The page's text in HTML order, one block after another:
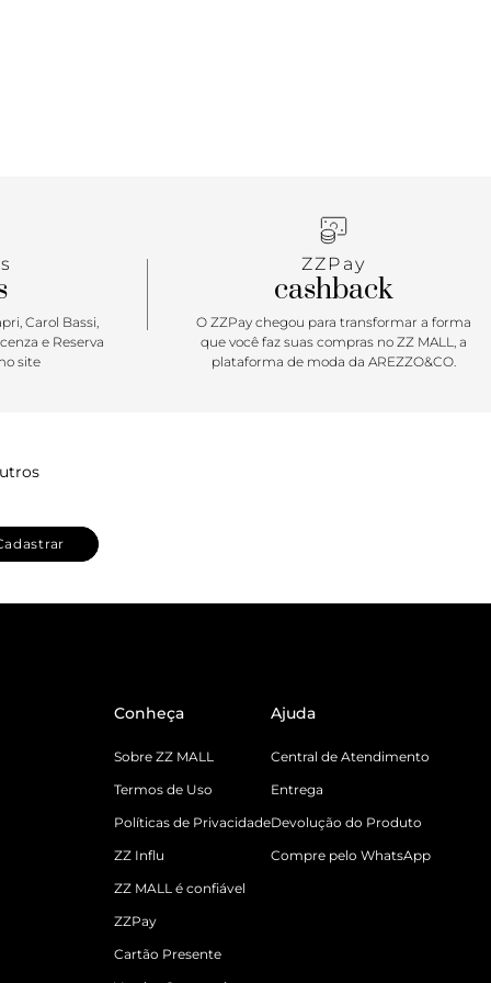
Carol Bassi,
e Reserva
site
ZZPay
cashback
O ZZPay chegou para transformar a forma
que você faz suas compras no ZZ MALL, a
plataforma de moda da AREZZO&CO.
Conheça
Sobre ZZ MALL
Termos de Uso
Políticas de Privacidade
ZZ Influ
ZZ MALL é confiável
ZZPay
Cartão Presente
Ajuda
Central de Atendimento
Entrega
Devolução do Produto
Compre pelo WhatsApp